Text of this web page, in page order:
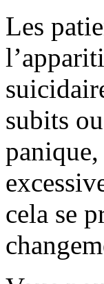
Les
subits
cela se